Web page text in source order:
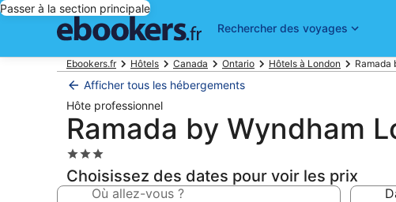
Passer à la section principale
Rechercher des voyages
Ebookers.fr Hôtels Canada Ontario Hôtels à London Ramada
Afficher tous les hébergements
Hôte professionnel
Ramada by Wyndham
Hébergement
3.0 étoiles
Choisissez des dates pour voir les prix
Où allez-vous ?